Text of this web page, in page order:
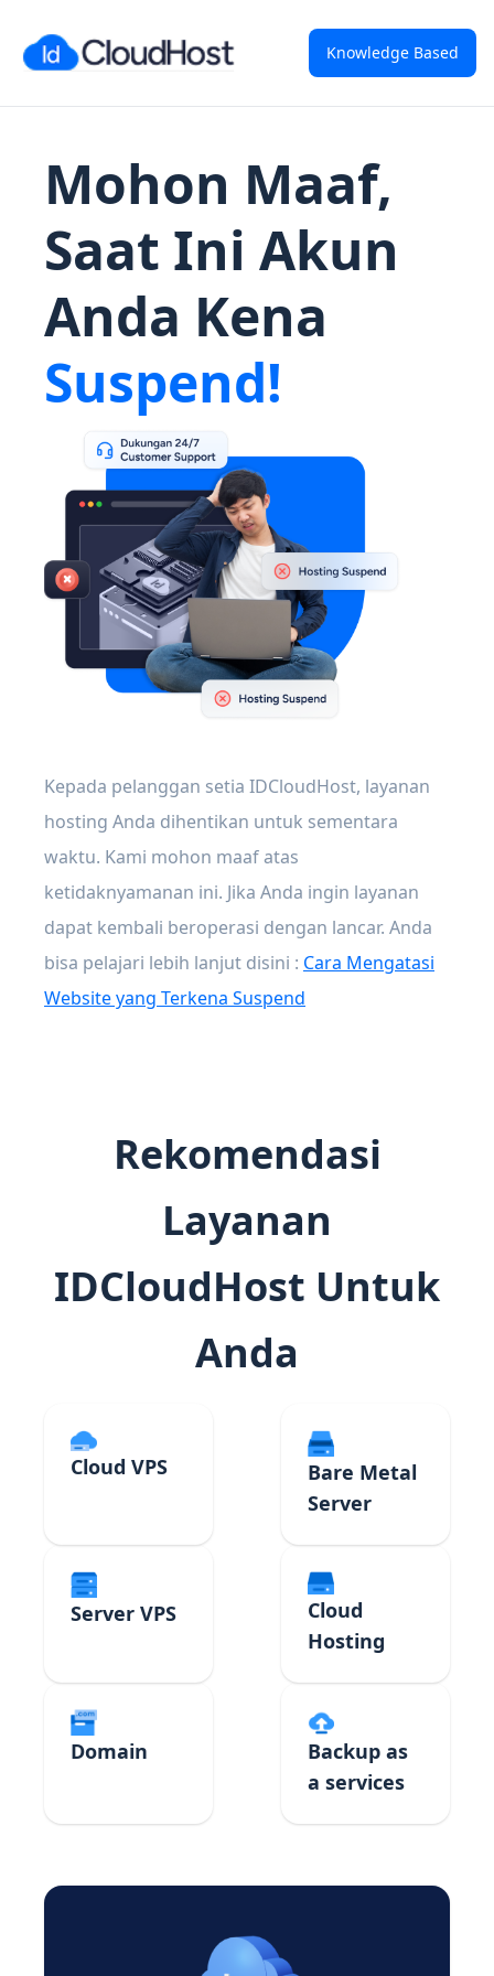
Knowledge Based
Mohon Maaf,
Saat Ini Akun
Anda Kena
Suspend!
Kepada pelanggan setia IDCloudHost, layanan
hosting Anda dihentikan untuk sementara
waktu. Kami mohon maaf atas
ketidaknyamanan ini. Jika Anda ingin layanan
dapat kembali beroperasi dengan lancar. Anda
bisa pelajari lebih lanjut disini : Cara Mengatasi
Website yang Terkena Suspend
Rekomendasi
Layanan
IDCloudHost Untuk
Anda
Cloud VPS
Bare Metal
Server
Server VPS
Cloud
Hosting
Domain
Backup as
a services